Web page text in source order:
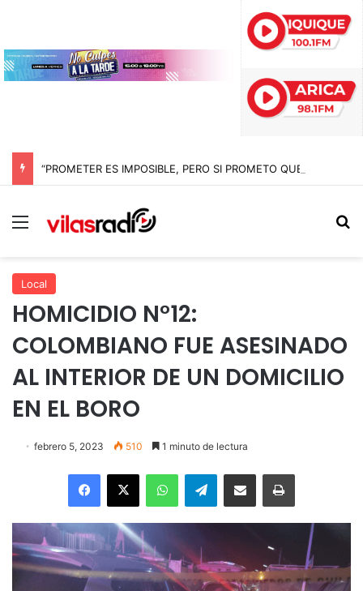
Menú
Local
HOMICIDIO N°12:
COLOMBIANO FUE ASESINADO
AL INTERIOR DE UN DOMICILIO
EN EL BORO
febrero 5, 2023 510 1 minuto de lectura
Facebook
X WhatsAppTelegramEnviar vía email Imprimir